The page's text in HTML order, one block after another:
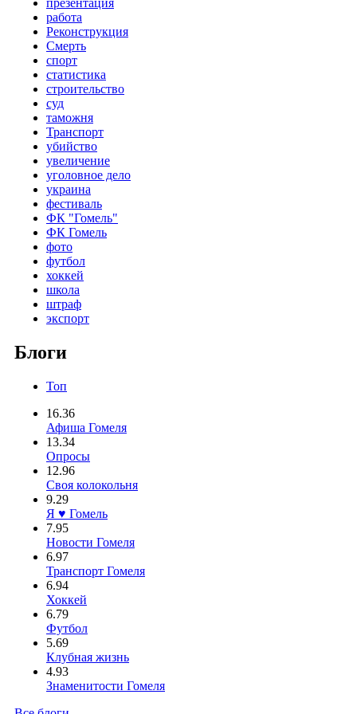
презентация
работа
Реконструкция
Смерть
спорт
статистика
строительство
суд
таможня
Транспорт
убийство
увеличение
уголовное дело
украина
фестиваль
ФК "Гомель"
ФК Гомель
фото
футбол
хоккей
школа
штраф
экспорт
Блоги
Топ
16.36
Афиша Гомеля
13.34
Опросы
12.96
Своя колокольня
9.29
Я ♥ Гомель
7.95
Новости Гомеля
6.97
Транспорт Гомеля
6.94
Хоккей
6.79
Футбол
5.69
Клубная жизнь
4.93
Знаменитости Гомеля